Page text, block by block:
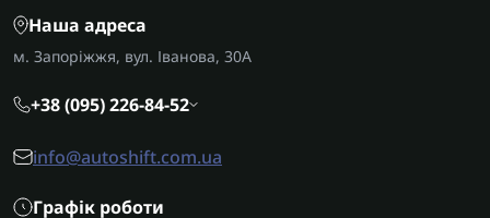
Наша адреса
м. Запоріжжя, вул. Іванова, 30А
+38 (095) 226-84-52
info@autoshift.com.ua
Графік роботи